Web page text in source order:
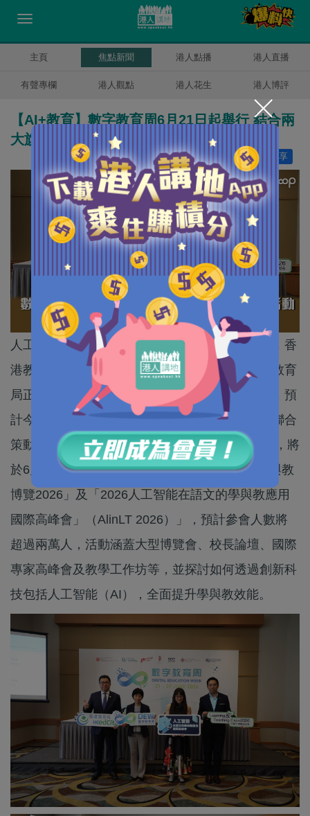
主頁 焦點新聞 港人點播 港人直播
有聲專欄 港人觀點 港人花生 港人博評
【AI+教育】數字教育周6月21日起舉行 結合兩
大旗艦活動 探討透過AI全面提升學與教效能
分享
讚好 1
人工智能正以前所未有的速度重塑全球教育生態，香
港教育界正處於加速數字轉型的關鍵階段，香港教育
局正密鑼緊鼓制定《中小學數字教育發展藍圖》，預
計今年內正式發表。由香港教育局及香港教育城聯合
策動的年度教育科技界盛事「數字教育周2026」，將
於6月21日至27日舉行，結合兩大旗艦活動「學與教
博覽2026」及「2026人工智能在語文的學與教應用
國際高峰會」（AlinLT 2026）」，預計參會人數將
超過兩萬人，活動涵蓋大型博覽會、校長論壇、國際
專家高峰會及教學工作坊等，並探討如何透過創新科
技包括人工智能（AI），全面提升學與教效能。